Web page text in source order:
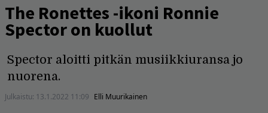
The Ronettes -ikoni Ronnie
Spector on kuollut
Spector aloitti pitkän musiikkiuransa jo
nuorena.
Julkaistu: 13.1.2022 11:09 Elli Muurikainen